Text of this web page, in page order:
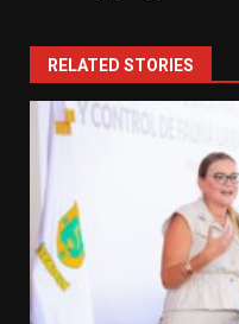
RELATED STORIES